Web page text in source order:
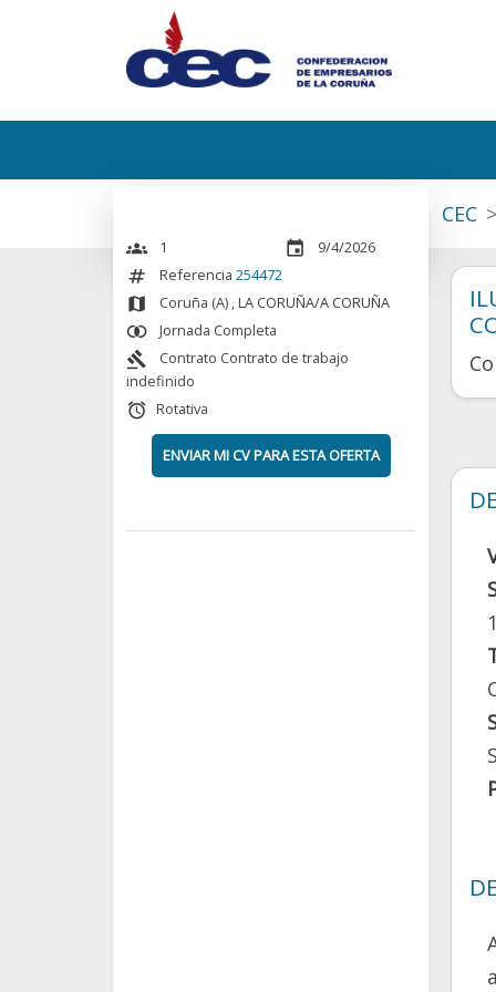
CEC
groups 1 event 9/4/2026
numbers Referencia 254472
map Coruña (A) , LA CORUÑA/A CORUÑA
join_inner Jornada Completa
gavel
Contrato Contrato de trabajo
indefinido
alarm Rotativa
ENVIAR MI CV PARA ESTA OFERTA